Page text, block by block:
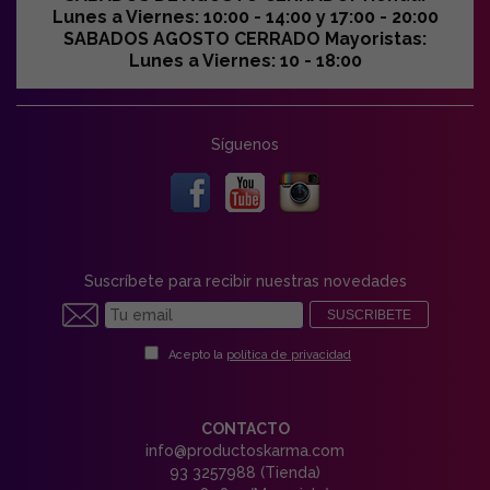
Lunes a Viernes: 10:00 - 14:00 y 17:00 - 20:00
SABADOS AGOSTO CERRADO Mayoristas:
Lunes a Viernes: 10 - 18:00
Síguenos
Suscríbete para recibir nuestras novedades
SUSCRIBETE
Acepto la política de privacidad
CONTACTO
info@productoskarma.com
93 3257988 (Tienda)